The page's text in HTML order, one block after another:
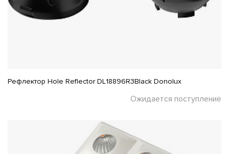
Рефлектор Hole Reflector DL18896R3Black Donolux
Ожидается поступление